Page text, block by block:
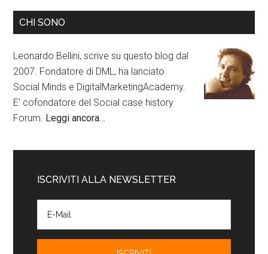
CHI SONO
Leonardo Bellini, scrive su questo blog dal
2007. Fondatore di DML, ha lanciato
Social Minds e DigitalMarketingAcademy.
E' cofondatore del Social case history
Forum. Leggi ancora…
ISCRIVITI ALLA NEWSLETTER